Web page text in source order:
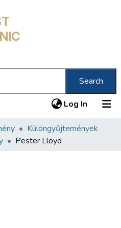
Search
Log In (current)
Különgyűjtemények
Pester Lloyd